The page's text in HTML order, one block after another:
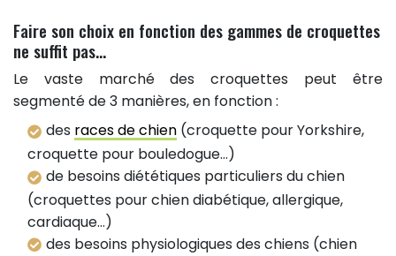
Faire son choix en fonction des gammes de croquettes
ne suffit pas...
Le vaste marché des croquettes peut être
segmenté de 3 manières, en fonction :
des races de chien (croquette pour Yorkshire,
croquette pour bouledogue…)
de besoins diététiques particuliers du chien
(croquettes pour chien diabétique, allergique,
cardiaque…)
des besoins physiologiques des chiens (chien